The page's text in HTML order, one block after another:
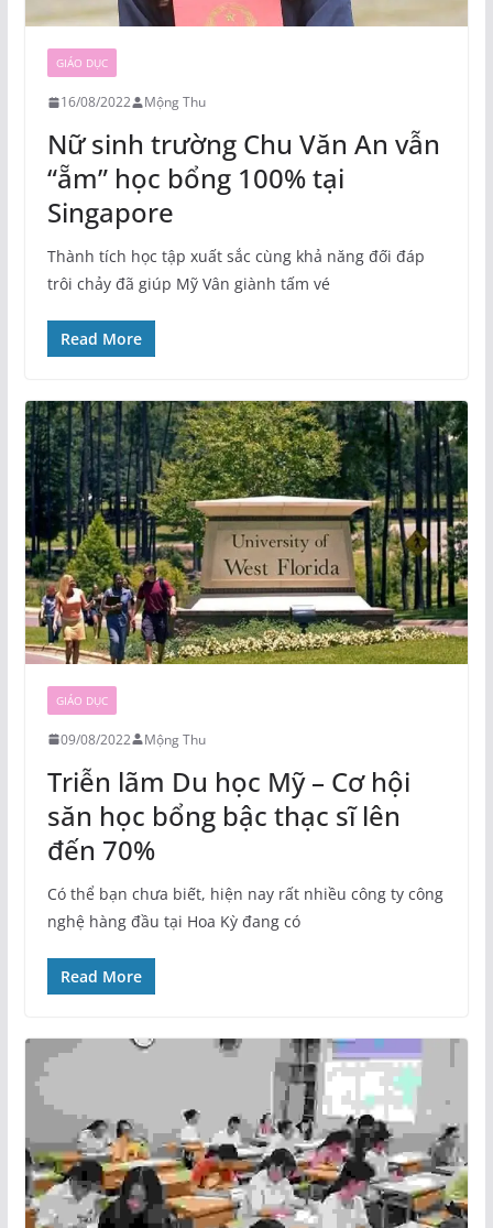
GIÁO DỤC
16/08/2022 Mộng Thu
Nữ sinh trường Chu Văn An vẫn
“ẵm” học bổng 100% tại
Singapore
Thành tích học tập xuất sắc cùng khả năng đối đáp
trôi chảy đã giúp Mỹ Vân giành tấm vé
Read More
GIÁO DỤC
09/08/2022 Mộng Thu
Triễn lãm Du học Mỹ – Cơ hội
săn học bổng bậc thạc sĩ lên
đến 70%
Có thể bạn chưa biết, hiện nay rất nhiều công ty công
nghệ hàng đầu tại Hoa Kỳ đang có
Read More